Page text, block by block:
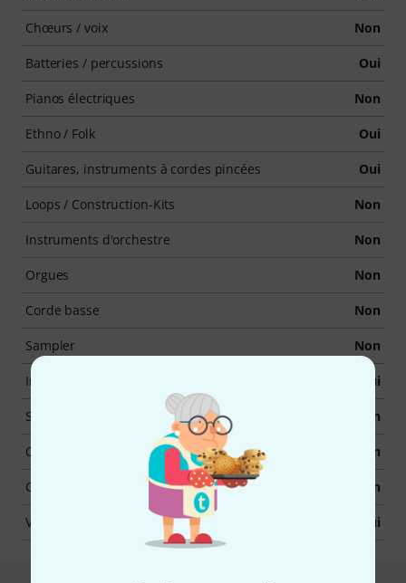
Chœurs / voix Non
Batteries / percussions Oui
Pianos électriques Non
Ethno / Folk Oui
Guitares, instruments à cordes pincées Oui
Loops / Construction-Kits Non
Instruments d'orchestre Non
Orgues Non
Corde basse Non
Sampler Non
Instruments à cordes frottées Oui
Synthétiseurs Non
Classique Vintage Non
Contrôleur hardware Non
Version téléchargeable Oui